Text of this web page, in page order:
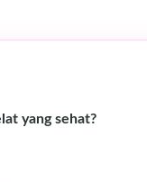
yang sehat?